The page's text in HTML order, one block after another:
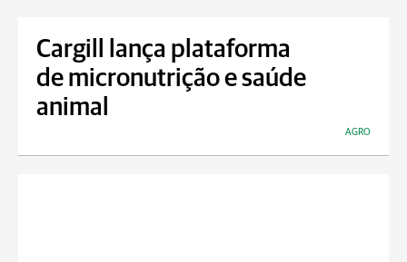
Cargill lança plataforma
de micronutrição e saúde
animal
AGRO